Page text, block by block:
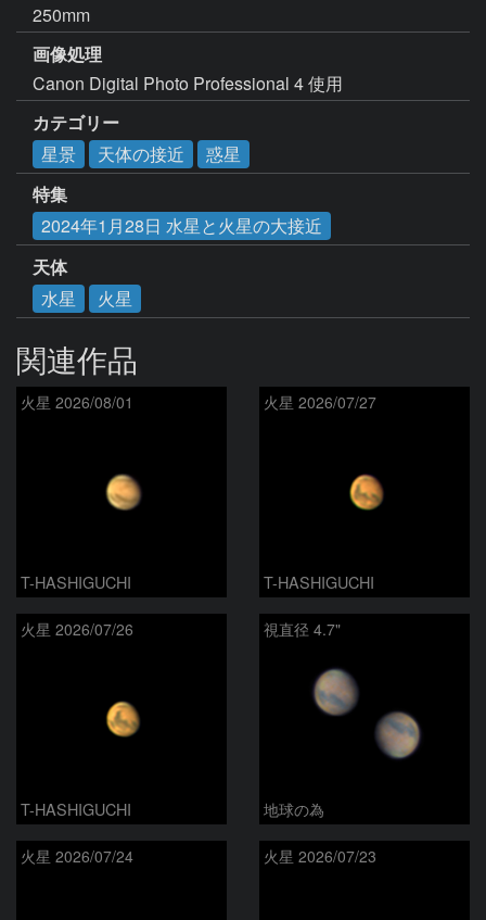
250mm
画像処理
Canon Digital Photo Professional 4 使用
カテゴリー
星景
天体の接近
惑星
特集
2024年1月28日 水星と火星の大接近
天体
水星
火星
関連作品
火星 2026/08/01
T-HASHIGUCHI
火星 2026/07/27
T-HASHIGUCHI
火星 2026/07/26
T-HASHIGUCHI
視直径 4.7"
地球の為
火星 2026/07/24 火星 2026/07/23